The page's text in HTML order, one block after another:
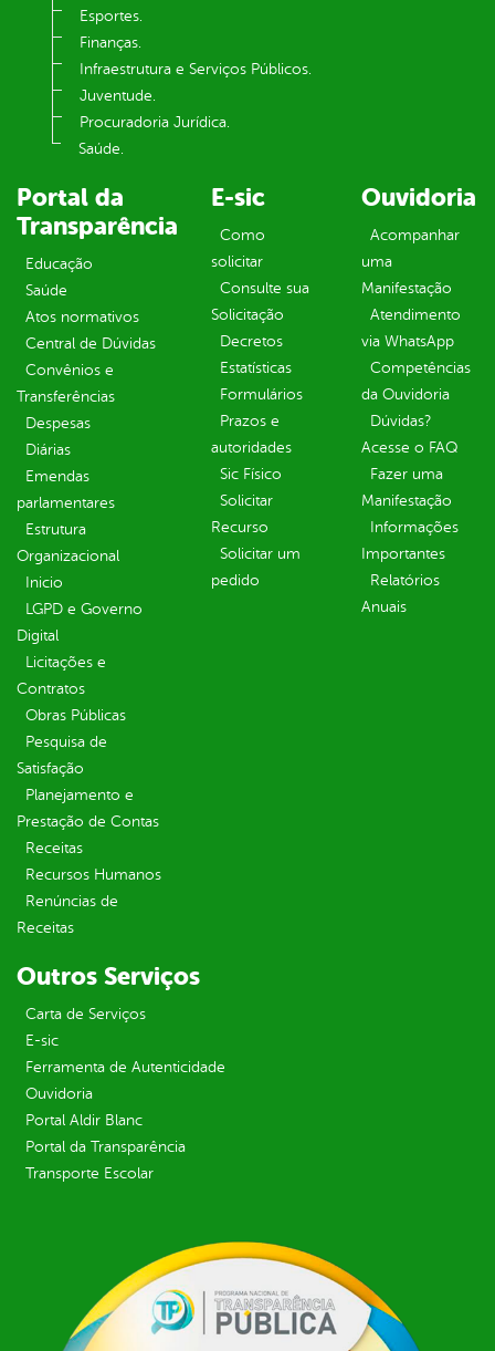
Esportes.
Finanças.
Infraestrutura e Serviços Públicos.
Juventude.
Procuradoria Jurídica.
Saúde.
Portal da
Transparência
Educação
Saúde
Atos normativos
Central de Dúvidas
Convênios e
Transferências
Despesas
Diárias
Emendas
parlamentares
Estrutura
Organizacional
Inicio
LGPD e Governo
Digital
Licitações e
Contratos
Obras Públicas
Pesquisa de
Satisfação
Planejamento e
Prestação de Contas
Receitas
Recursos Humanos
Renúncias de
Receitas
E-sic
Como
solicitar
Consulte sua
Solicitação
Decretos
Estatísticas
Formulários
Prazos e
autoridades
Sic Físico
Solicitar
Recurso
Solicitar um
pedido
Ouvidoria
Acompanhar
uma
Manifestação
Atendimento
via WhatsApp
Competências
da Ouvidoria
Dúvidas?
Acesse o FAQ
Fazer uma
Manifestação
Informações
Importantes
Relatórios
Anuais
Outros Serviços
Carta de Serviços
E-sic
Ferramenta de Autenticidade
Ouvidoria
Portal Aldir Blanc
Portal da Transparência
Transporte Escolar